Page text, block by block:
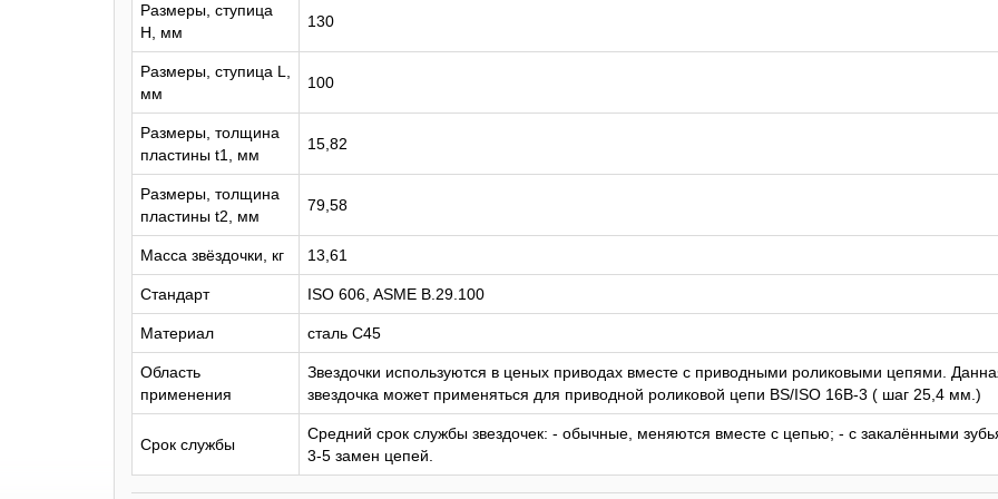
Размеры, ступица
H, мм
130
Размеры, ступица L,
мм
100
Размеры, толщина
пластины t1, мм
15,82
Размеры, толщина
пластины t2, мм
79,58
Масса звёздочки, кг 13,61
Стандарт ISO 606, ASME B.29.100
Материал сталь C45
Область
применения
Звездочки используются в ценых приводах вместе с приводными роликовыми цепями.
звездочка может применяться для приводной роликовой цепи BS/ISO 16B-3 ( шаг 25,4 мм.)
Срок службы
Средний срок службы звездочек: - обычные, меняются вместе с цепью; - с закалёнными
3-5 замен цепей.